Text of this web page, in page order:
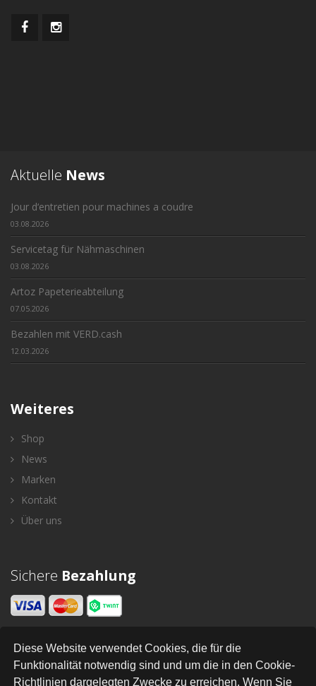
Diese Website verwendet Cookies, die für die
Funktionalität notwendig sind und um die in den Cookie-
Richtlinien dargelegten Zwecke zu erreichen. Wenn Sie
Aktuelle News
Jour d‘entretien pour machines a coudre
03.08.2026
Servicetag für Nähmaschinen
03.08.2026
Artoz Papeterieabteilung
07.05.2026
Bezahlen mit VERD.cash
12.03.2026
Weiteres
Shop
News
Marken
Kontakt
Über uns
Sichere Bezahlung
Newsletter